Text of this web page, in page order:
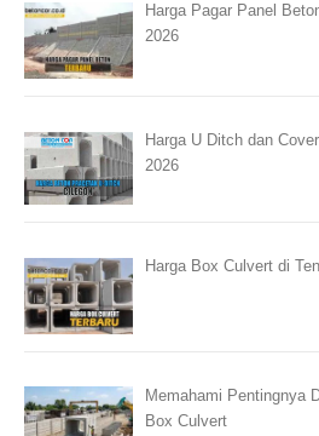
Harga Pagar Panel
2026
Harga U Ditch dan
2026
Harga Box Culvert di
Memahami Pentingnya
Box Culvert